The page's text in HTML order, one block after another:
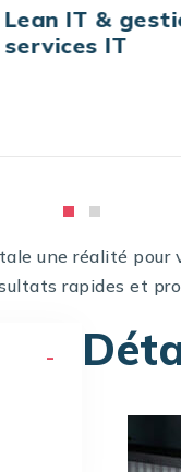
Lean IT &
services IT
une réalité
rapides et